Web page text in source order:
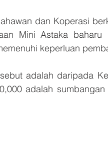
dan Koperasi
Mini Astaka
keperluan
adalah daripada
adalah